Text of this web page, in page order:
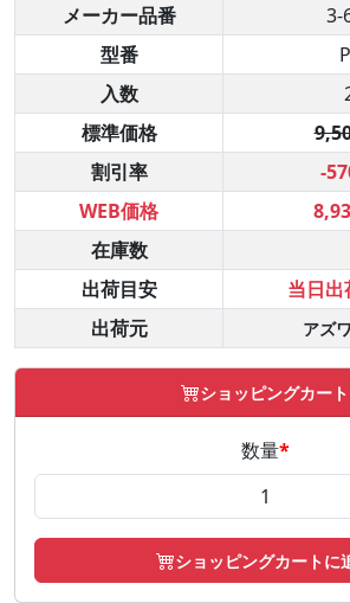
メーカー品番
3-
型番
入数
標準価格
割引率 -
WEB価格
在庫数
出荷目安
当日出
出荷元 アズ
ショッピングカート
数量*
ショッピングカートに